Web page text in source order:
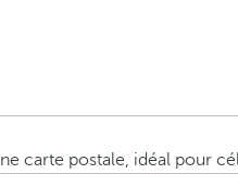
carte postale, idéal pour